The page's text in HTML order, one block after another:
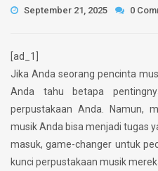
September 21, 2025 0
[ad_1]
Jika Anda seorang pencinta
Anda tahu betapa
perpustakaan Anda. Namun,
musik Anda bisa menjadi tugas
masuk, game-changer untuk
kunci perpustakaan musik